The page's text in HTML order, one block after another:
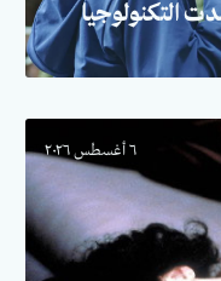
٦ أغسطس ٢٠٢٦